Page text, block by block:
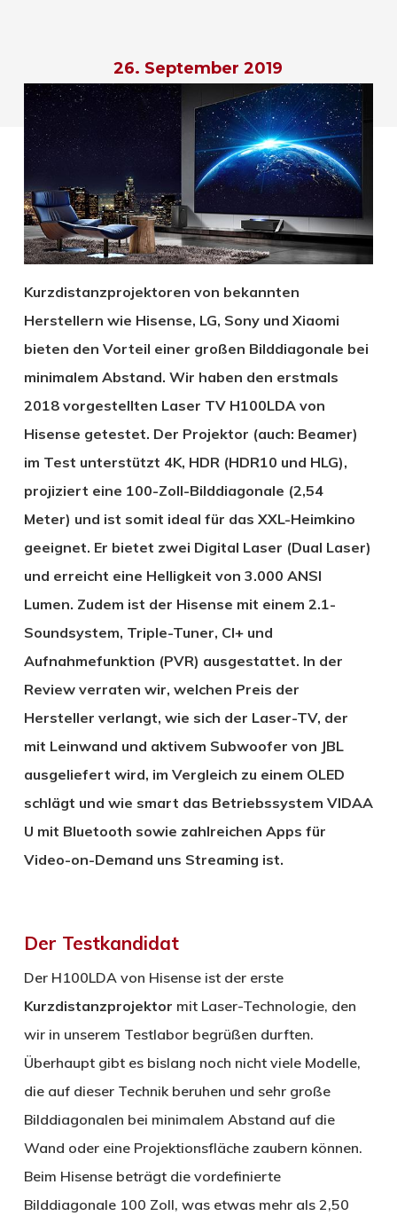
26. September 2019
Kurzdistanzprojektoren von bekannten
Herstellern wie Hisense, LG, Sony und Xiaomi
bieten den Vorteil einer großen Bilddiagonale bei
minimalem Abstand. Wir haben den erstmals
2018 vorgestellten Laser TV H100LDA von
Hisense getestet. Der Projektor (auch: Beamer)
im Test unterstützt 4K, HDR (HDR10 und HLG),
projiziert eine 100-Zoll-Bilddiagonale (2,54
Meter) und ist somit ideal für das XXL-Heimkino
geeignet. Er bietet zwei Digital Laser (Dual Laser)
und erreicht eine Helligkeit von 3.000 ANSI
Lumen. Zudem ist der Hisense mit einem 2.1-
Soundsystem, Triple-Tuner, CI+ und
Aufnahmefunktion (PVR) ausgestattet. In der
Review verraten wir, welchen Preis der
Hersteller verlangt, wie sich der Laser-TV, der
mit Leinwand und aktivem Subwoofer von JBL
ausgeliefert wird, im Vergleich zu einem OLED
schlägt und wie smart das Betriebssystem VIDAA
U mit Bluetooth sowie zahlreichen Apps für
Video-on-Demand uns Streaming ist.
Der Testkandidat
Der H100LDA von Hisense ist der erste
Kurzdistanzprojektor mit Laser-Technologie, den
wir in unserem Testlabor begrüßen durften.
Überhaupt gibt es bislang noch nicht viele Modelle,
die auf dieser Technik beruhen und sehr große
Bilddiagonalen bei minimalem Abstand auf die
Wand oder eine Projektionsfläche zaubern können.
Beim Hisense beträgt die vordefinierte
Bilddiagonale 100 Zoll, was etwas mehr als 2,50